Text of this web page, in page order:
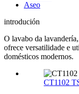
Aseo
introdución
O lavabo da
ofrece versatilidade e
domésticos modernos.
CT1102